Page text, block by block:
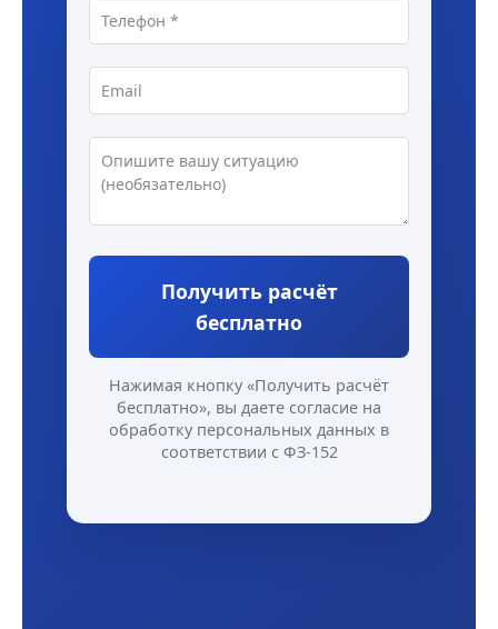
Получить расчёт
бесплатно
Нажимая кнопку «Получить расчёт
бесплатно», вы даете согласие на
обработку персональных данных в
соответствии с ФЗ-152